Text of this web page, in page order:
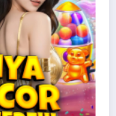
Pangkas Kuota
Stabilkan